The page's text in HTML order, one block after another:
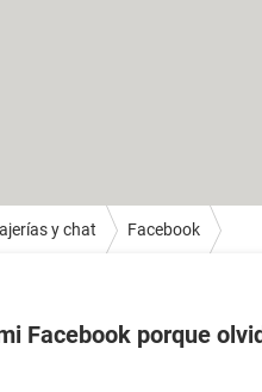
y chat Facebook
Facebook porque